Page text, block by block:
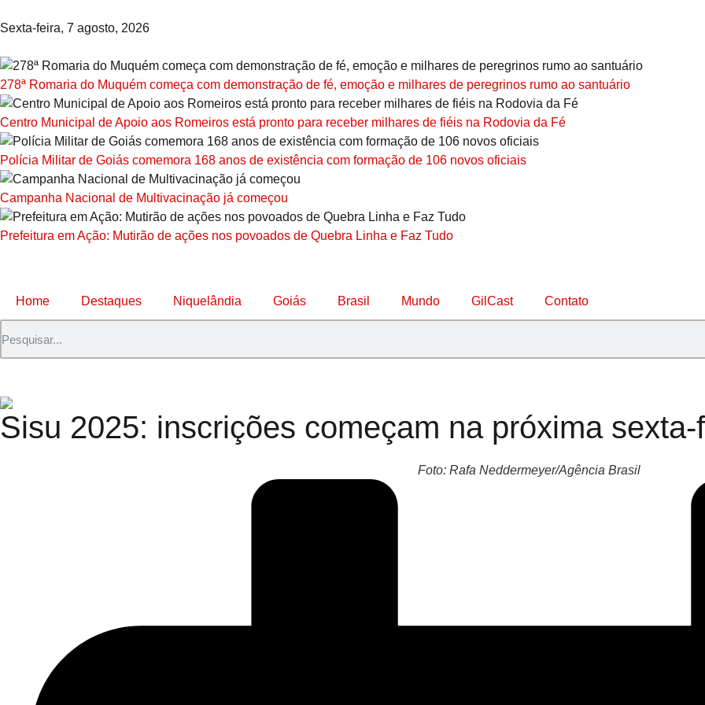
Sexta-feira, 7 agosto, 2026
278ª Romaria do Muquém começa com demonstração de fé, emoção e milhares de peregrinos rumo ao santuário
Centro Municipal de Apoio aos Romeiros está pronto para receber milhares de fiéis na Rodovia da Fé
Polícia Militar de Goiás comemora 168 anos de existência com formação de 106 novos oficiais
Campanha Nacional de Multivacinação já começou
Prefeitura em Ação: Mutirão de ações nos povoados de Quebra Linha e Faz Tudo
Home Destaques Niquelândia Goiás Brasil Mundo GilCast Contato
Sisu 2025: inscrições começam na próxima sexta-
Foto: Rafa Neddermeyer/Agência Brasil